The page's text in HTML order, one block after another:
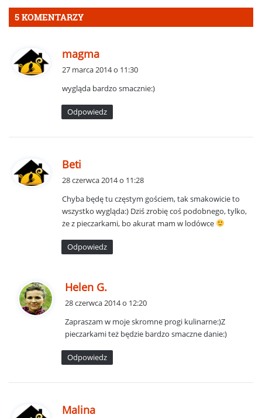
5 KOMENTARZY
magma
z
e
:
27 marca 2014 o 11:30
wygląda bardzo smacznie:)
Odpowiedz
Beti
z
e
:
28 czerwca 2014 o 11:28
Chyba będę tu częstym gościem, tak smakowicie to
wszystko wygląda:) Dziś zrobię coś podobnego, tylko,
że z pieczarkami, bo akurat mam w lodówce
Odpowiedz
Helen G.
z
e
:
28 czerwca 2014 o 12:20
Zapraszam w moje skromne progi kulinarne:)Z
pieczarkami też będzie bardzo smaczne danie:)
Odpowiedz
Malina